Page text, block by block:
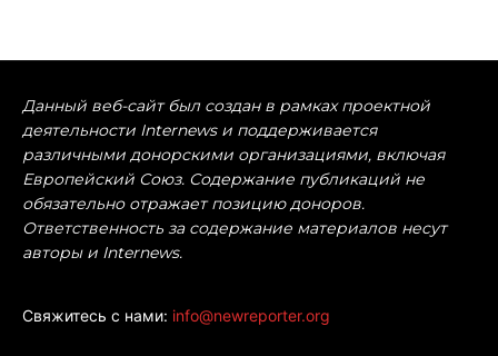
Данный веб-сайт был создан в рамках проектной
деятельности Internews и поддерживается
различными донорскими организациями, включая
Европейский Союз. Содержание публикаций не
обязательно отражает позицию доноров.
Ответственность за содержание материалов несут
авторы и Internews.
Свяжитесь с нами: info@newreporter.org